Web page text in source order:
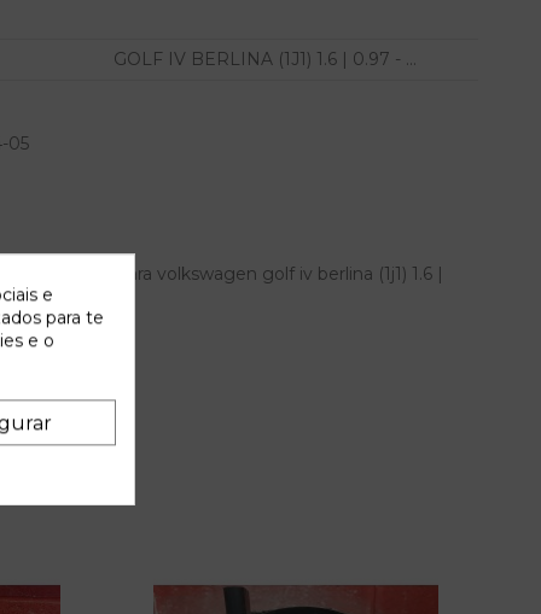
GOLF IV BERLINA (1J1) 1.6 | 0.97 - ...
05
derecha para volkswagen golf iv berlina (1j1) 1.6 |
OEM IAM
e
para te
e o